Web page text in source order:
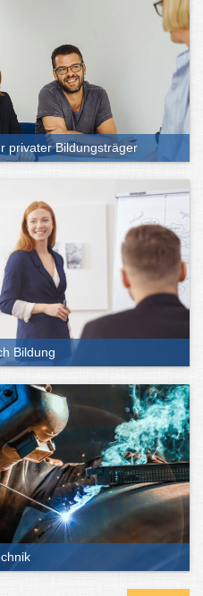
privater Bildungsträger
Bildung